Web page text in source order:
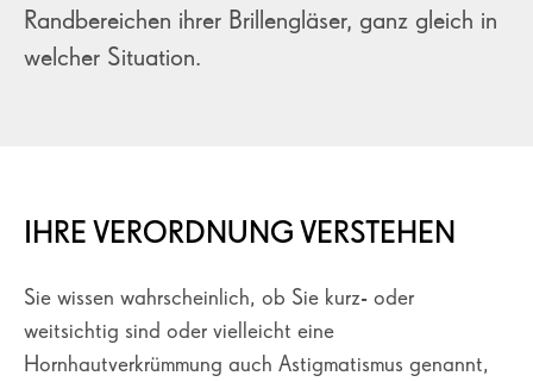
Randbereichen ihrer Brillengläser, ganz gleich in
welcher Situation.
IHRE VERORDNUNG VERSTEHEN
Sie wissen wahrscheinlich, ob Sie kurz- oder
weitsichtig sind oder vielleicht eine
Hornhautverkrümmung auch Astigmatismus genannt,